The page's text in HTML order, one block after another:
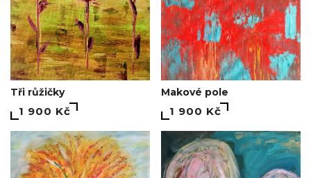
Tři růžičky
1 900 Kč
Makové pole
1 900 Kč